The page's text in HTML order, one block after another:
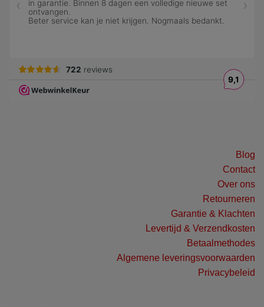
Blog
Contact
Over ons
Retourneren
Garantie & Klachten
Levertijd & Verzendkosten
Betaalmethodes
Algemene leveringsvoorwaarden
Privacybeleid